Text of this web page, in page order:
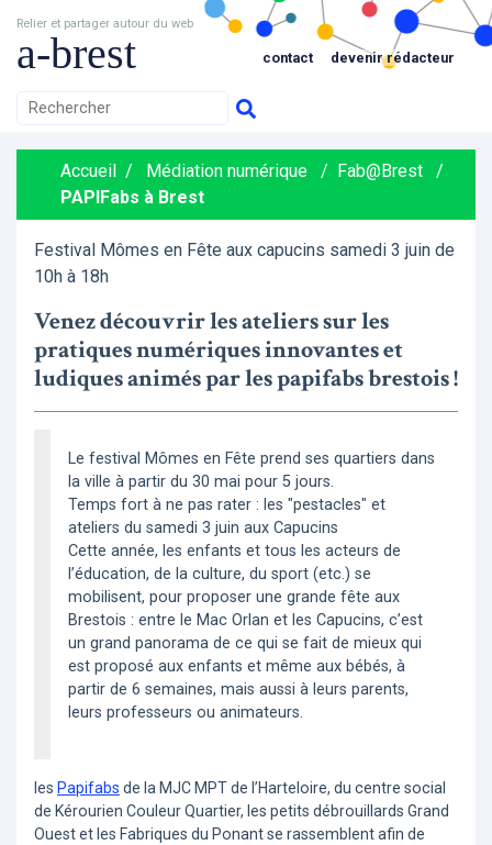
Relier et partager autour du web
a-brest contact devenir rédacteur
Accueil / Médiation numérique / Fab@Brest
/
PAPIFabs à Brest
Festival Mômes en Fête aux capucins samedi 3 juin de
10h à 18h
Venez découvrir les ateliers sur les
pratiques numériques innovantes et
ludiques animés par les papifabs brestois !
Le festival Mômes en Fête prend ses quartiers dans
la ville à partir du 30 mai pour 5 jours.
Temps fort à ne pas rater : les "pestacles" et
ateliers du samedi 3 juin aux Capucins
Cette année, les enfants et tous les acteurs de
l’éducation, de la culture, du sport (etc.) se
mobilisent, pour proposer une grande fête aux
Brestois : entre le Mac Orlan et les Capucins, c’est
un grand panorama de ce qui se fait de mieux qui
est proposé aux enfants et même aux bébés, à
partir de 6 semaines, mais aussi à leurs parents,
leurs professeurs ou animateurs.
les Papifabs de la MJC MPT de l’Harteloire, du centre social
de Kérourien Couleur Quartier, les petits débrouillards Grand
Ouest et les Fabriques du Ponant se rassemblent afin de